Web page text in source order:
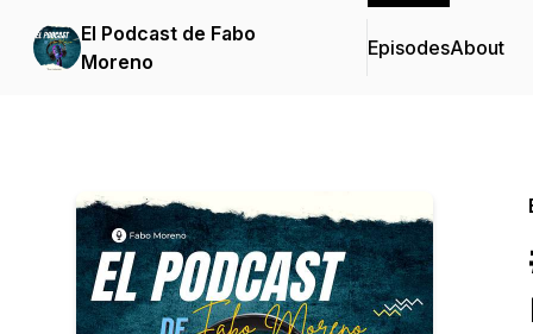
El Podcast de Fabo
Moreno
EpisodesAbout